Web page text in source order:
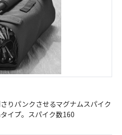
りパンクさせるマグナムスパイク
イプ。スパイク数160